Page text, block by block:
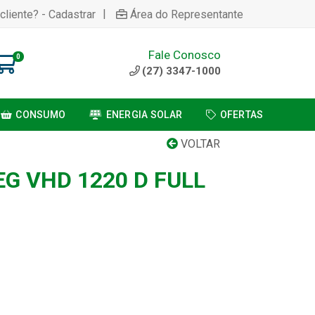
- Cadastrar | Área do Representante
0 Fale Conosco
(27) 3347-1000
CONSUMO ENERGIA SOLAR OFERTAS
VOLTAR
VHD 1220 D FULL